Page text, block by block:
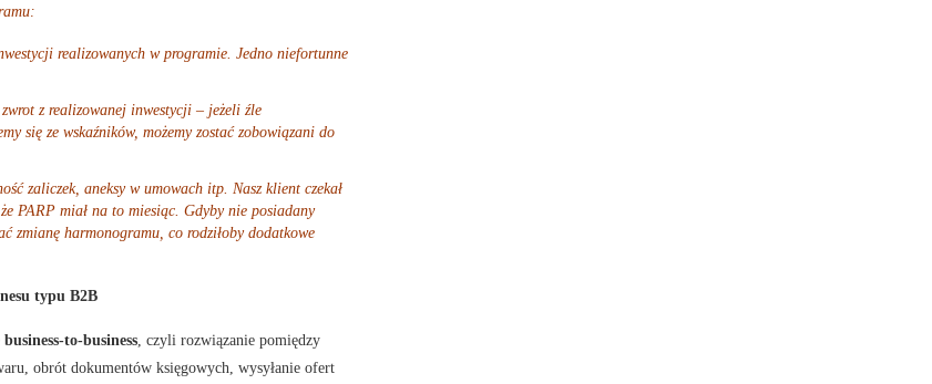
realizowanych w programie. Jedno niefortunne
z realizowanej inwestycji – jeżeli źle
się ze wskaźników, możemy zostać zobowiązani do
zaliczek, aneksy w umowach itp. Nasz klient czekał
PARP miał na to miesiąc. Gdyby nie posiadany
zmianę harmonogramu, co rodziłoby dodatkowe
typu B2B
business-to-business , czyli rozwiązanie pomiędzy
obrót dokumentów księgowych, wysyłanie ofert